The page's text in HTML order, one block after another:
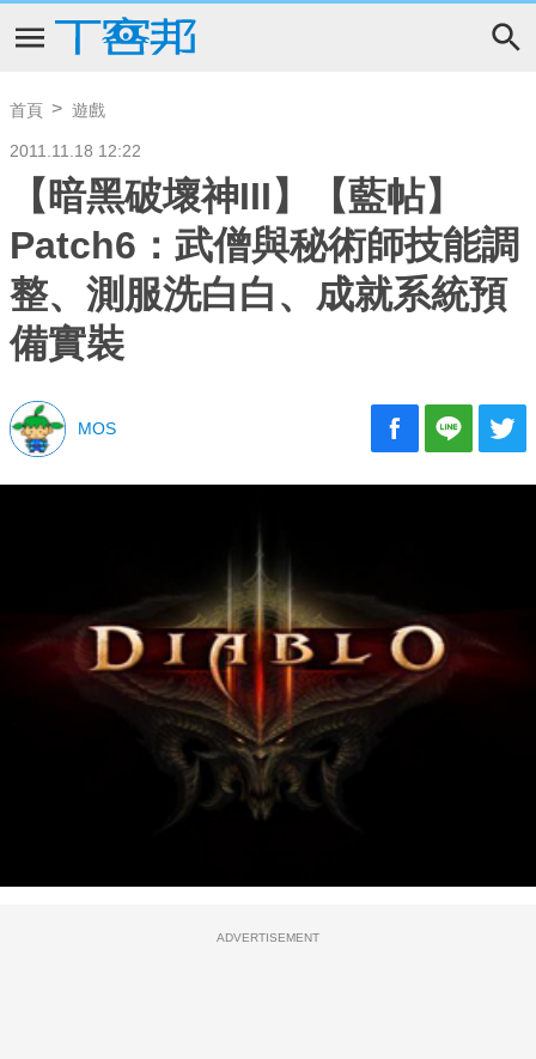
首頁 遊戲
2011.11.18 12:22
【暗黑破壞神III】【藍帖】
Patch6：武僧與秘術師技能調
整、測服洗白白、成就系統預
備實裝
MOS
ADVERTISEMENT